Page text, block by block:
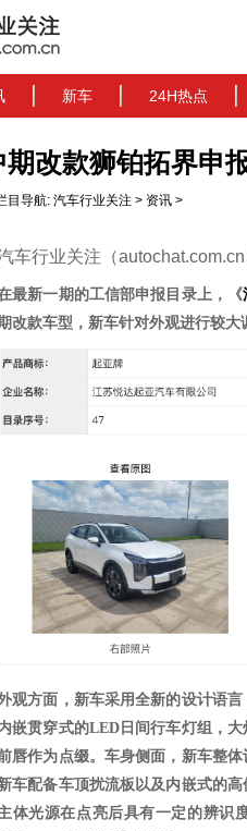
新车 24H热点
改款狮铂拓界申
目导航: 汽车行业关注 > 资讯 >
车行业关注（
最新一期的工信部申报目录上，《
改款车型，新车针对外观进行较大
观方面，新车采用全新的设计语言
嵌贯穿式的LED日间行车灯组，
唇作为点缀。 车身侧面，新车整
车配备车顶扰流板以及内嵌式的
体光源在点亮后具有一定的辨识